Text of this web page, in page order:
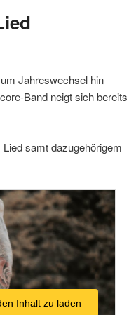
Jahreswechsel hin
Band neigt sich bereits
samt dazugehörigem
Inhalt zu laden